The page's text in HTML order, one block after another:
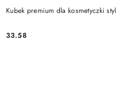
Kubek premium dla kosmetyczki
Cena:
33.58